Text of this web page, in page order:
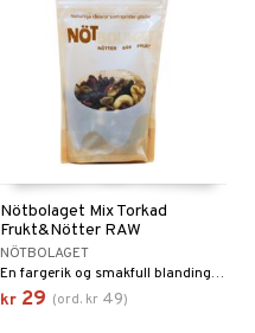
Nötbolaget Mix Torkad
Frukt&Nötter RAW
NÖTBOLAGET
En fargerik og smakfull blanding av saftige bær, nøtter og frø.
kr 29 (ord. kr 49)